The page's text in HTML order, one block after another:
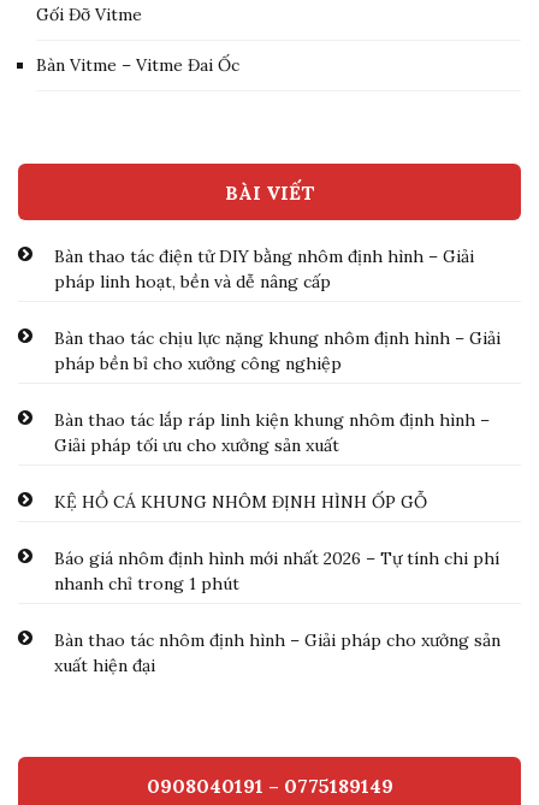
Gối Đỡ Vitme
Bàn Vitme – Vitme Đai Ốc
BÀI VIẾT
Bàn thao tác điện tử DIY bằng nhôm định hình – Giải
pháp linh hoạt, bền và dễ nâng cấp
Bàn thao tác chịu lực nặng khung nhôm định hình – Giải
pháp bền bỉ cho xưởng công nghiệp
Bàn thao tác lắp ráp linh kiện khung nhôm định hình –
Giải pháp tối ưu cho xưởng sản xuất
KỆ HỒ CÁ KHUNG NHÔM ĐỊNH HÌNH ỐP GỖ
Báo giá nhôm định hình mới nhất 2026 – Tự tính chi phí
nhanh chỉ trong 1 phút
Bàn thao tác nhôm định hình – Giải pháp cho xưởng sản
xuất hiện đại
0908040191 – 0775189149